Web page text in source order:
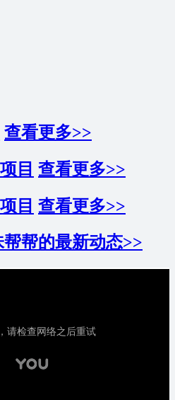
查看更多>>
目 查看更多>>
目 查看更多>>
帮的最新动态>>